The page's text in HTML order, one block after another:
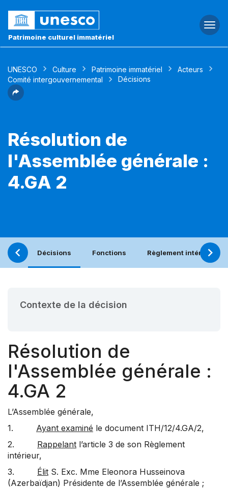
Patrimoine culturel immatériel
UNESCO Culture Patrimoine immatériel
Acteurs
Comité intergouvernemental
Décisions
Résolution de
l'Assemblée générale :
4.GA 2
Décisions Fonctions Règlement intérieur
Contexte de la décision
Résolution de
l'Assemblée générale :
4.GA 2
L’Assemblée générale,
1. Ayant examiné le document ITH/12/4.GA/2,
2. Rappelant l’article 3 de son Règlement
intérieur,
3. Élit S. Exc. Mme Eleonora Husseinova
(Azerbaïdjan) Présidente de l’Assemblée générale ;